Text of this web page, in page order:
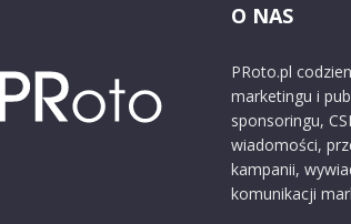
O NAS
PRoto.pl
marketingu i
sponsoringu,
wiadomości,
kampanii,
komunikacji